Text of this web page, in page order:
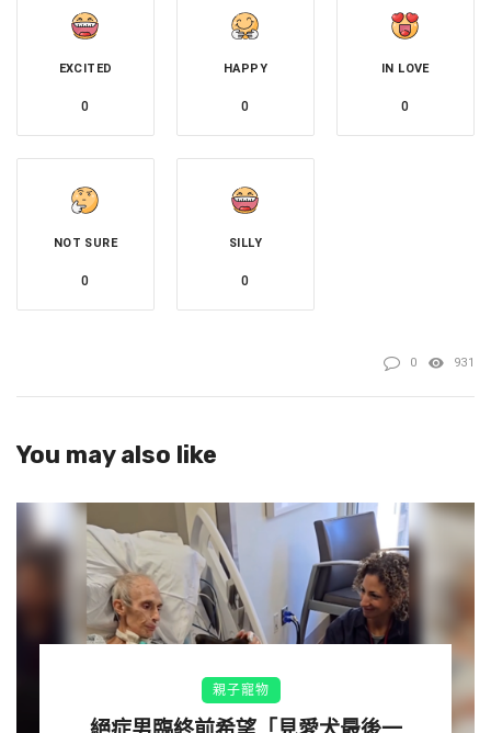
追逐金錢的女人，如果不餵牠們，牠們就不會讓你撫摸牠
檢方指控日籍男子涉犯虐殺貓咪、襲擊員警等罪名，向法院
求刑2年，日男的辯護律師則試圖爭取降低到緩刑。當地法
院將在14日做出宣判。
EXCITED
0
HAPPY
0
IN LOVE
0
NOT SURE
0
SILLY
0
0 931
You may also like
親子寵物